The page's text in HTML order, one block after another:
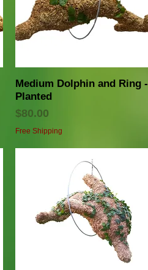
クイックビュー
Medium Dolphin and Ring -
Planted
価格
$80.00
Free Shipping